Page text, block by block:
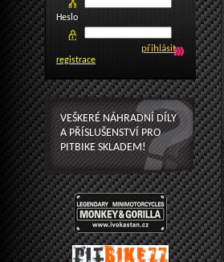
Heslo
registrace
VEŠKERÉ NÁHRADNÍ DÍLY
A PŘÍSLUŠENSTVÍ PRO
PITBIKE SKLADEM!